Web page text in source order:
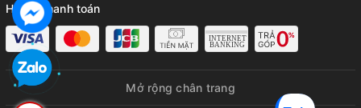
Hỗ trợ thanh toán
Mở rộng chân trang